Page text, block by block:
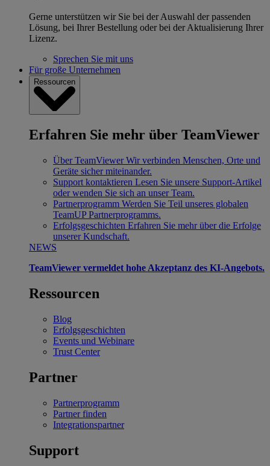
Gerne unterstützen wir Sie bei der Auswahl der passenden
Lösung, bei Ihrer Bestellung oder bei der Aktualisierung Ihrer
Lizenz.
Sprechen Sie mit uns
Für große Unternehmen
Ressourcen
Erfahren Sie mehr über TeamViewer
Über TeamViewer Wir verbinden Menschen, Orte und
Geräte sicher miteinander.
Support kontaktieren Lesen Sie unsere Support-Artikel
oder wenden Sie sich an unser Team.
Partnerprogramm Werden Sie Teil unseres globalen
TeamUP Partnerprogramms.
Erfolgsgeschichten Erfahren Sie mehr über die Erfolge
unserer Kundschaft.
NEWS
TeamViewer vermeldet hohe Akzeptanz des KI-Angebots.
Ressourcen
Blog
Erfolgsgeschichten
Events und Webinare
Trust Center
Partner
Partnerprogramm
Partner finden
Integrationspartner
Support